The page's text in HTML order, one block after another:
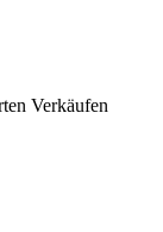
Verkäufen